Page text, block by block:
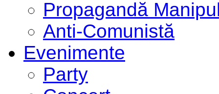
Propagandă
Anti-Comunistă
Evenimente
Party